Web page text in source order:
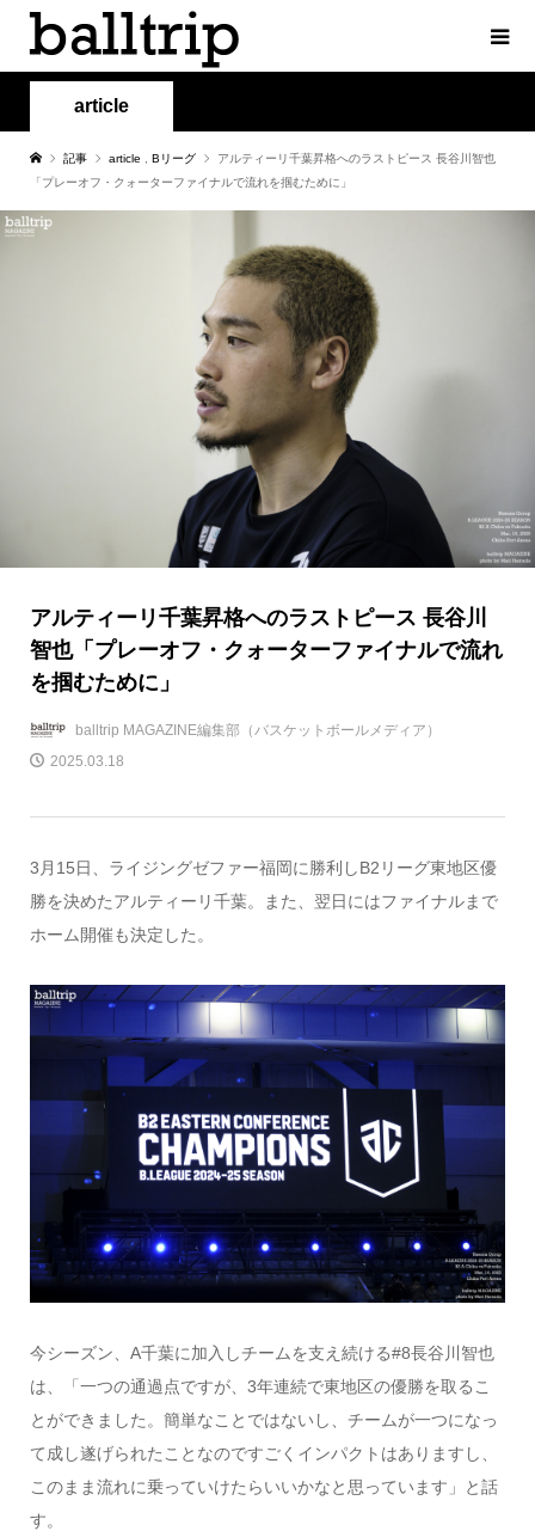
article
記事 article Bリーグ
アルティーリ千葉昇格へのラストピース 長谷川智也
「プレーオフ・クォーターファイナルで流れを掴むために」
アルティーリ千葉昇格へのラストピース 長谷川
智也「プレーオフ・クォーターファイナルで流れ
を掴むために」
balltrip MAGAZINE編集部（バスケットボールメディア）
2025.03.18
3月15日、ライジングゼファー福岡に勝利しB2リーグ東地区優
勝を決めたアルティーリ千葉。また、翌日にはファイナルまで
ホーム開催も決定した。
今シーズン、A千葉に加入しチームを支え続ける#8長谷川智也
は、「一つの通過点ですが、3年連続で東地区の優勝を取るこ
とができました。簡単なことではないし、チームが一つになっ
て成し遂げられたことなのですごくインパクトはありますし、
このまま流れに乗っていけたらいいかなと思っています」と話
す。